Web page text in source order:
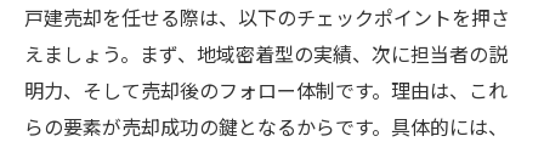
守口市の地元情報で戸建売却を有利に進め
る
不動産会社比較で守口市の戸建売却を有利に進
める
戸建売却を任せる際は、以下のチェックポイントを押さ
えましょう。まず、地域密着型の実績、次に担当者の説
明力、そして売却後のフォロー体制です。理由は、これ
らの要素が売却成功の鍵となるからです。具体的には、